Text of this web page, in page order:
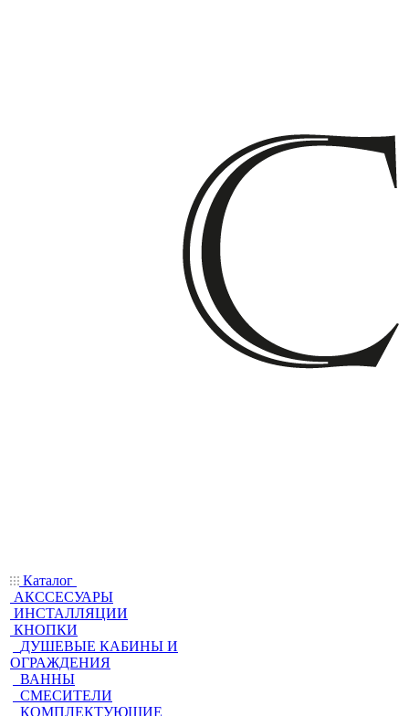
Каталог
АКССЕСУАРЫ
ИНСТАЛЛЯЦИИ
КНОПКИ
ДУШЕВЫЕ КАБИНЫ И
ОГРАЖДЕНИЯ
ВАННЫ
СМЕСИТЕЛИ
КОМПЛЕКТУЮЩИЕ